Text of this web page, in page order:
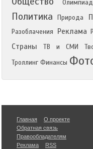
Политика Природа
Разоблачения
Реклама
Страны
ТВ и СМИ
Троллинг Финансы
Главная
О проекте
Обратная связь
Правообладателям
Реклама
RSS